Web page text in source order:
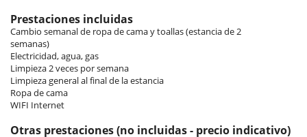
Habitación, Piso inferior. . Cuarto de baño ensuite, ducha.
Los interiores
Nivel principal
Gran salón comedor con chimenea, TV, satélite francés, DVD, equipo
de música y acceso directo a la terraza principal.
WC de Invitados.
Terraza porche con chill out.
Prestaciones incluidas
Cambio semanal de ropa de cama y toallas (estancia de 2
semanas)
Electricidad, agua, gas
Limpieza 2 veces por semana
Limpieza general al final de la estancia
Ropa de cama
WIFI Internet
Otras prestaciones (no incluidas - precio indicativo)